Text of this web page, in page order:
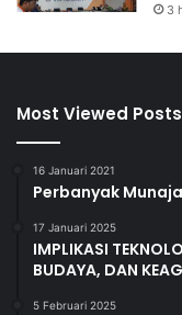
3
Most Viewed Posts
16 Januari 2021
Perbanyak
17 Januari 2025
IMPLIKASI
BUDAYA, DAN
5 Februari 2025